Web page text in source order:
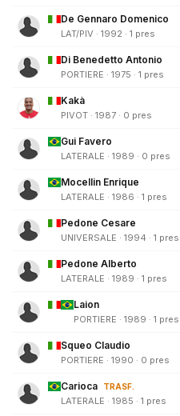
De Gennaro Domenico
LAT/PIV · 1992 · 1 pres
Di Benedetto Antonio
PORTIERE · 1975 · 1 pres
Kakà
PIVOT · 1987 · 0 pres
Gui Favero
LATERALE · 1989 · 0 pres
Mocellin Enrique
LATERALE · 1986 · 1 pres
Pedone Cesare
UNIVERSALE · 1994 · 1 pres
Pedone Alberto
LATERALE · 1989 · 1 pres
Laion
PORTIERE · 1989 · 1 pres
Squeo Claudio
PORTIERE · 1990 · 0 pres
Carioca TRASF.
LATERALE · 1985 · 1 pres